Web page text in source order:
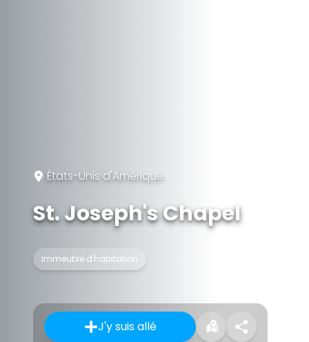
États-Unis d'Amérique
St. Joseph's Chapel
Immeuble d'habitation
J'y suis allé